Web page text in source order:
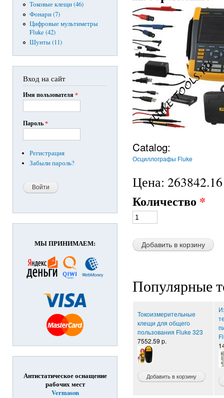
Токовые клещи (46)
Фонари (7)
Цифровые мультиметры
Fluke (42)
Шунты (11)
Вход на сайт
Имя пользователя *
Пароль*
Регистрация
Забыли пароль?
МЫ ПРИНИМАЕМ:
Антистатическое оснащение
рабочих мест
Vermason
Catalog:
Осциллографы Fluke
Цена:
Количество *
Популярные
Токоизмерительные
клещи для общего
пользования Fluke 323
7552.59 р.